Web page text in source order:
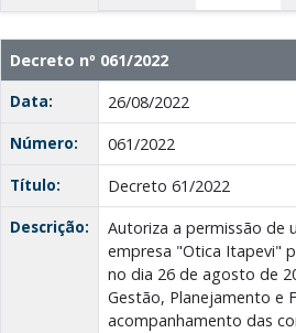
Decreto nº 061/2022
Data:
26/08/2022
Número:
061/2022
Título:
Decreto 61/2022
Descrição:
Autoriza a permissão de
empresa "Otica Itapevi"
no dia 26 de agosto de
Gestão, Planejamento e
acompanhamento das